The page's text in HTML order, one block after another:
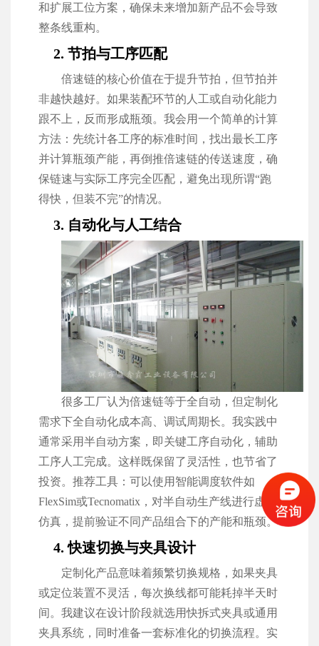
和扩展工位方案，确保未来增加新产品不会导致
整条线重构。
2. 节拍与工序匹配
倍速链的核心价值在于提升节拍，但节拍并
非越快越好。如果装配环节的人工或自动化能力
跟不上，反而形成瓶颈。我会用一个简单的计算
方法：先统计各工序的标准时间，找出最长工序
并计算瓶颈产能，再倒推倍速链的传送速度，确
保链速与实际工序完全匹配，避免出现所谓“跑
得快，但装不完”的情况。
3. 自动化与人工结合
很多工厂认为倍速链等于全自动，但定制化
需求下全自动化成本高、调试周期长。我实践中
通常采用半自动方案，即关键工序自动化，辅助
工序人工完成。这样既保留了灵活性，也节省了
投资。推荐工具：可以使用智能调度软件如
FlexSim或Tecnomatix，对半自动生产线进行虚拟
仿真，提前验证不同产品组合下的产能和瓶颈。
4. 快速切换与夹具设计
定制化产品意味着频繁切换规格，如果夹具
或定位装置不灵活，每次换线都可能耗掉半天时
间。我建议在设计阶段就选用快拆式夹具或通用
夹具系统，同时准备一套标准化的切换流程。实